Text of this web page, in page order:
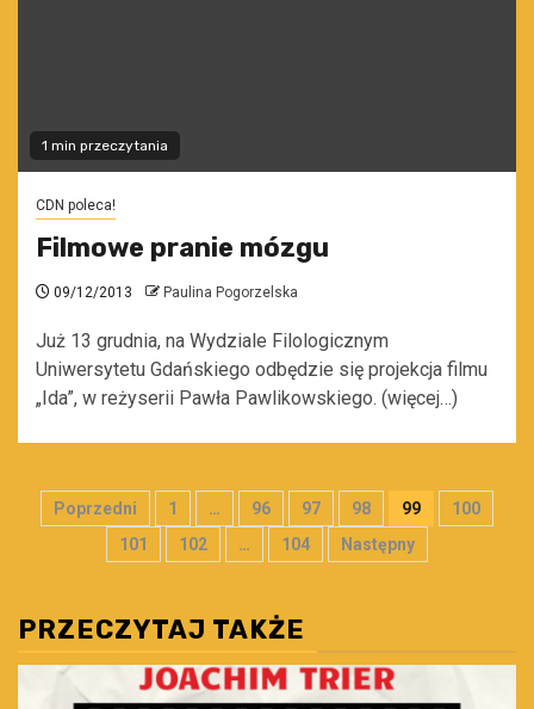
1 min przeczytania
CDN poleca!
Filmowe pranie mózgu
09/12/2013 Paulina Pogorzelska
Już 13 grudnia, na Wydziale Filologicznym
Uniwersytetu Gdańskiego odbędzie się projekcja filmu
„Ida”, w reżyserii Pawła Pawlikowskiego. (więcej…)
Stronicowanie
wpisów
Poprzedni 1 … 96 97 98 99
100
101
102 … 104 Następny
PRZECZYTAJ TAKŻE